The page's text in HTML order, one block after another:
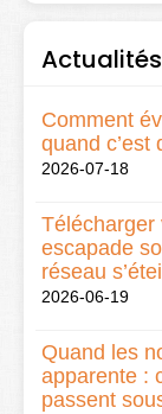
Actualités
Comment
quand c’est
2026-07-18
Télécharger
escapade
réseau
2026-06-19
Quand les
apparente :
passent